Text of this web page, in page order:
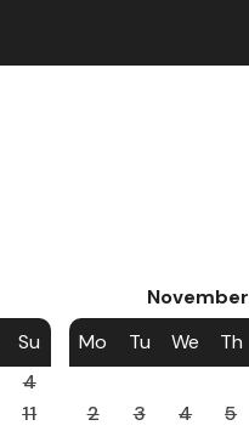
Su
4
11
November
Mo
Tu We Th
2
3 4 5